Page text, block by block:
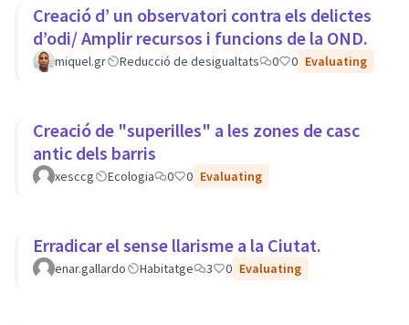
Creació d’ un observatori contra els delictes
d’odi/ Amplir recursos i funcions de la OND.
miquel.gr Reducció de desigualtats 0 0 Evaluating
Creació de "superilles" a les zones de casc
antic dels barris
xesccg Ecologia 0 0 Evaluating
Erradicar el sense llarisme a la Ciutat.
enar.gallardo Habitatge 3 0 Evaluating